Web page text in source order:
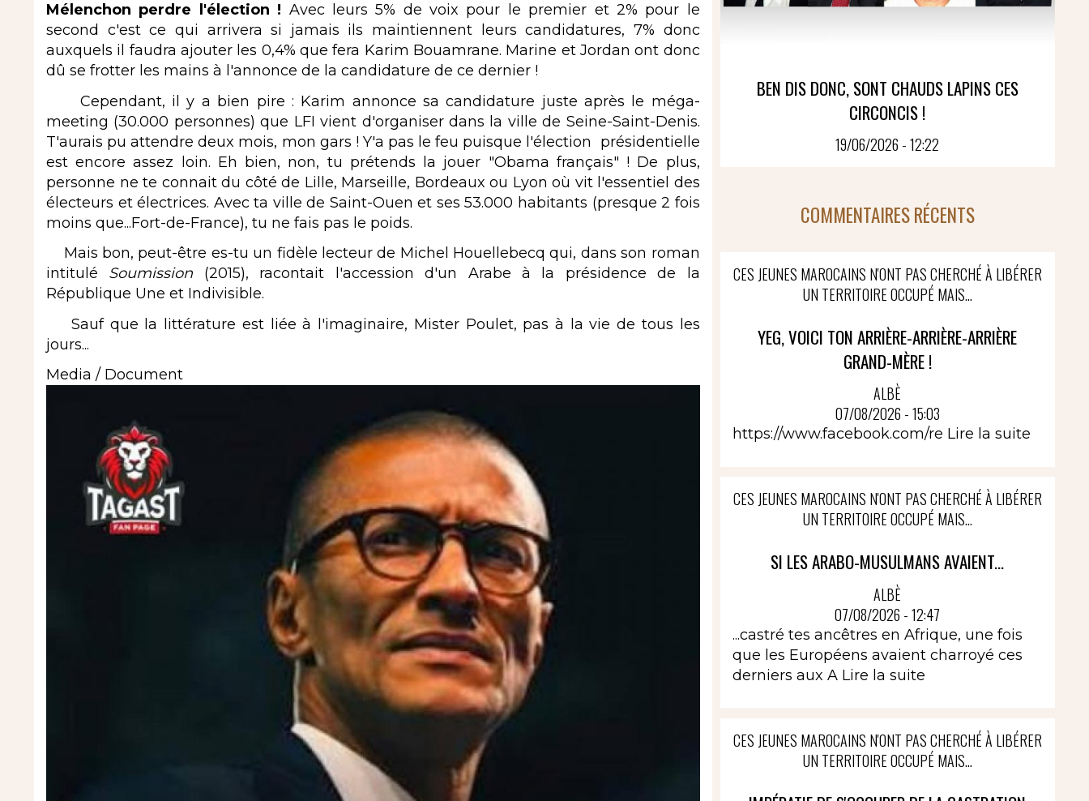
Mélenchon perdre l'élection ! Avec leurs 5% de voix pour le premier et 2% pour le
second c'est ce qui arrivera si jamais ils maintiennent leurs candidatures, 7% donc
auxquels il faudra ajouter les 0,4% que fera Karim Bouamrane. Marine et Jordan ont donc
dû se frotter les mains à l'annonce de la candidature de ce dernier !
Cependant, il y a bien pire : Karim annonce sa candidature juste après le méga-
meeting (30.000 personnes) que LFI vient d'organiser dans la ville de Seine-Saint-Denis.
T'aurais pu attendre deux mois, mon gars ! Y'a pas le feu puisque l'élection présidentielle
est encore assez loin. Eh bien, non, tu prétends la jouer "Obama français" ! De plus,
personne ne te connait du côté de Lille, Marseille, Bordeaux ou Lyon où vit l'essentiel des
électeurs et électrices. Avec ta ville de Saint-Ouen et ses 53.000 habitants (presque 2 fois
moins que...Fort-de-France), tu ne fais pas le poids.
Mais bon, peut-être es-tu un fidèle lecteur de Michel Houellebecq qui, dans son roman
intitulé Soumission (2015), racontait l'accession d'un Arabe à la présidence de la
République Une et Indivisible.
Sauf que la littérature est liée à l'imaginaire, Mister Poulet, pas à la vie de tous les
jours...
Media / Document
BEN DIS DONC, SONT CHAUDS LAPINS CES
CIRCONCIS !
19/06/2026 - 12:22
COMMENTAIRES RÉCENTS
CES JEUNES MAROCAINS N'ONT PAS CHERCHÉ À LIBÉRER
UN TERRITOIRE OCCUPÉ MAIS...
YEG, VOICI TON ARRIÈRE-ARRIÈRE-ARRIÈRE
GRAND-MÈRE !
ALBÈ
07/08/2026 - 15:03
https://www.facebook.com/re Lire la suite
CES JEUNES MAROCAINS N'ONT PAS CHERCHÉ À LIBÉRER
UN TERRITOIRE OCCUPÉ MAIS...
SI LES ARABO-MUSULMANS AVAIENT...
ALBÈ
07/08/2026 - 12:47
...castré tes ancêtres en Afrique, une fois
que les Européens avaient charroyé ces
derniers aux A Lire la suite
CES JEUNES MAROCAINS N'ONT PAS CHERCHÉ À LIBÉRER
UN TERRITOIRE OCCUPÉ MAIS...